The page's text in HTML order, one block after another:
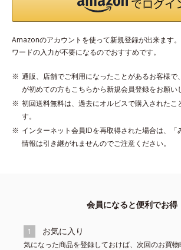
Amazonのアカウントを使って新規登録が出来ます
ワードの入力が不要になるのでおすすめです。
通販、店舗でご利用になったことがあるお客様で
が初めての方もこちらから新規会員登録をお願い
初回送料無料は、過去にオルビスで購入されたこ
す。
インターネット会員IDを再取得された場合は、「
情報は引き継がれませんのでご注意ください。
会員になると便利でお得
1 お気に入り
気になった商品を登録しておけば、次回のお買